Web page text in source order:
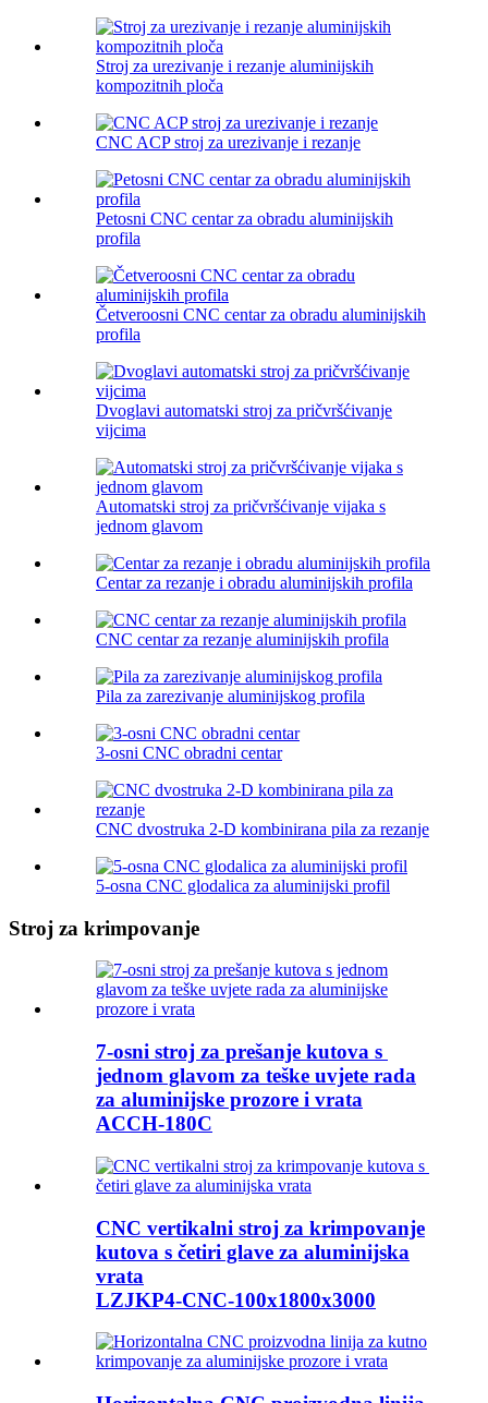
Stroj za urezivanje i rezanje aluminijskih
kompozitnih ploča
CNC ACP stroj za urezivanje i rezanje
Petosni CNC centar za obradu aluminijskih
profila
Četveroosni CNC centar za obradu aluminijskih
profila
Dvoglavi automatski stroj za pričvršćivanje
vijcima
Automatski stroj za pričvršćivanje vijaka s
jednom glavom
Centar za rezanje i obradu aluminijskih profila
CNC centar za rezanje aluminijskih profila
Pila za zarezivanje aluminijskog profila
3-osni CNC obradni centar
CNC dvostruka 2-D kombinirana pila za rezanje
5-osna CNC glodalica za aluminijski profil
Stroj za krimpovanje
7-osni stroj za prešanje kutova s ​​
jednom glavom za teške uvjete rada
za aluminijske prozore i vrata
ACCH-180C
CNC vertikalni stroj za krimpovanje
kutova s ​​četiri glave za aluminijska
vrata
LZJKP4-CNC-100x1800x3000